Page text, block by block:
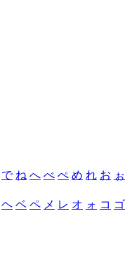
で ね へ べ ぺ め れ お ぉ
ヘ ベ ペ メ レ オ ォ コ ゴ